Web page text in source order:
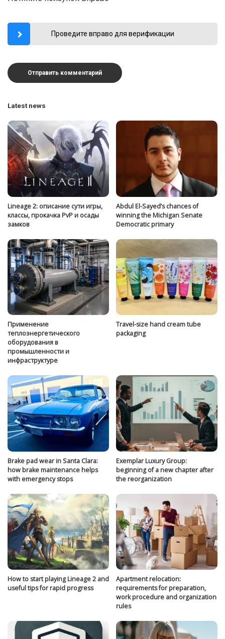
Проведите вправо для верификации
Latest news
Lineage 2: описание сути игры,
классы, прокачка PvP и осады
замков
Abdul El-Sayed’s chances of
winning the Michigan Senate
Democratic primary
Применение
теплоэнергетического
оборудования в
промышленности и
инфраструктуре
Travel-size hand cream tube
packaging
Brake pad wear in Santa Clara:
how brake maintenance helps
with emergency stops
Exemplar Luxury Group:
beginning of a new chapter after
the reorganization
How to start playing Lineage 2 and
useful tips for rapid progress
Apartment relocation:
requirements for preparation,
work procedure and organization
rules